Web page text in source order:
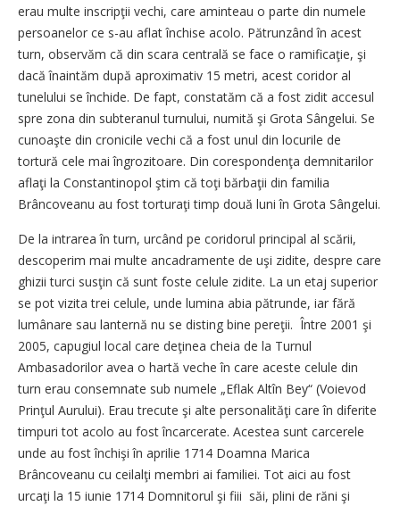
erau multe inscripţii vechi, care aminteau o parte din numele
persoanelor ce s-au aflat închise acolo. Pătrunzând în acest
turn, observăm că din scara centrală se face o ramificaţie, şi
dacă înaintăm după aproximativ 15 metri, acest coridor al
tunelului se închide. De fapt, constatăm că a fost zidit accesul
spre zona din subteranul turnului, numită şi Grota Sângelui. Se
cunoaşte din cronicile vechi că a fost unul din locurile de
tortură cele mai îngrozitoare. Din corespondenţa demnitarilor
aflaţi la Constantinopol ştim că toţi bărbaţii din familia
Brâncoveanu au fost torturaţi timp două luni în Grota Sângelui.
De la intrarea în turn, urcând pe coridorul principal al scării,
descoperim mai multe ancadramente de uşi zidite, despre care
ghizii turci susţin că sunt foste celule zidite. La un etaj superior
se pot vizita trei celule, unde lumina abia pătrunde, iar fără
lumânare sau lanternă nu se disting bine pereţii. Între 2001 şi
2005, capugiul local care deţinea cheia de la Turnul
Ambasadorilor avea o hartă veche în care aceste celule din
turn erau consemnate sub numele „Eflak Altîn Bey“ (Voievod
Prinţul Aurului). Erau trecute şi alte personalităţi care în diferite
timpuri tot acolo au fost încarcerate. Acestea sunt carcerele
unde au fost închişi în aprilie 1714 Doamna Marica
Brâncoveanu cu ceilalţi membri ai familiei. Tot aici au fost
urcaţi la 15 iunie 1714 Domnitorul şi fiii săi, plini de răni şi